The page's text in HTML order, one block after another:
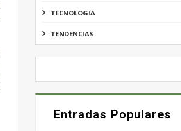
TECNOLOGIA
TENDENCIAS
Entradas Populares